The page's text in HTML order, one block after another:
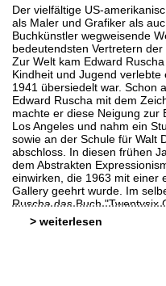
Auktion 559 - Lot 86
E. RUSCHA
Country Cityscapes. Folge von 6 Graphiken, 2001
Ergebnis:€ 8.500
Der vielfältige US-
als Maler und Grafiker als
Buchkünstler wegweisende
bedeutendsten Vertretern der
Zur Welt kam Edward
Kindheit und Jugend
1941 übersiedelt war. Schon
Edward Ruscha mit dem
machte er diese Neigung zur
Los Angeles und nahm ein
sowie an der Schule für Walt
abschloss. In diesen frühen
dem Abstrakten
einwirken, die 1963 mit einer
Gallery geehrt wurde. Im
Ruscha das Buch "Twentysix
Fotoband "Every Building on
Seine Teilnahme an den
>